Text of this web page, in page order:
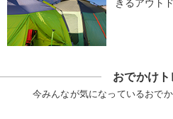
きるアウト
おでかけト
今みんなが気になっているおで